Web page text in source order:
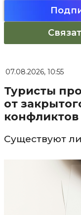
07.08.2026, 10:55
Туристы
от
конфликтов
Существуют